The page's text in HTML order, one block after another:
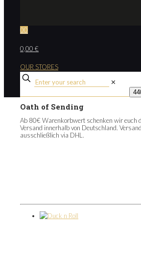
00
0,00 €
OUR STORES
✕
Oath of Sending
Ab 80€ Warenkorbwert schenken wir euch
Versand innerhalb von Deutschland. Versand
ausschließlich via DHL.